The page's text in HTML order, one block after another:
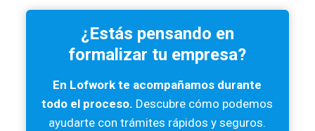
¿Estás pensando en
formalizar tu empresa?
En Lofwork te acompañamos durante
todo el proceso. Descubre cómo podemos
ayudarte con trámites rápidos y seguros.